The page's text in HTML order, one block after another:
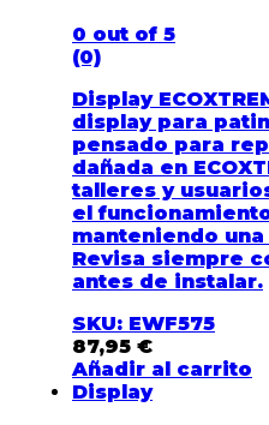
0 out of 5
(0)
Display
display para
pensado para
dañada en
talleres y
el
manteniendo
Revisa siempre
antes de instalar.
SKU: EWF575
87,95 €
Añadir al carrito
Display